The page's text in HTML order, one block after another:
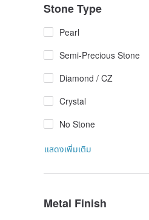
Stone Type
Pearl
Semi-Precious Stone
Diamond / CZ
Crystal
No Stone
แสดงเพิ่มเติม
Metal Finish